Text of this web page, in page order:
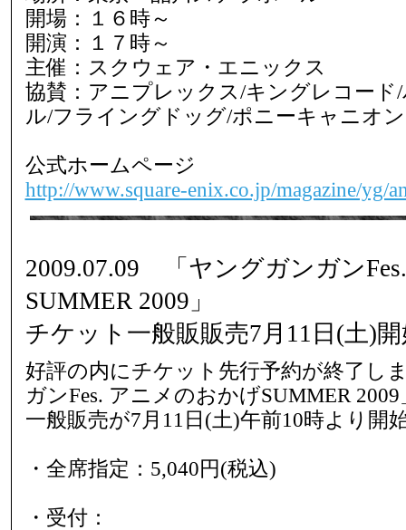
開場：１６時～
開演：１７時～
主催：スクウェア・エニックス
協賛：アニプレックス/キングレコード
ル/フライングドッグ/ポニーキャニオ
公式ホームページ
http://www.square-enix.co.jp/magazine/yg/
2009.07.09 「ヤングガンガン
SUMMER 2009」
チケット一般販販売7月11日(土)
好評の内にチケット先行予約が終了し
ガンFes. アニメのおかげSUMMER
一般販売が7月11日(土)午前10時より開
・全席指定：5,040円(税込)
・受付：